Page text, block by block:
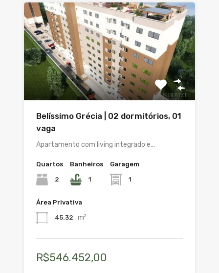
Belíssimo Grécia | 02 dormitórios, 01
vaga
Apartamento com living integrado e…
Quartos
2
Banheiros
1
Garagem
1
Área Privativa
45.32 m²
R$546.452,00